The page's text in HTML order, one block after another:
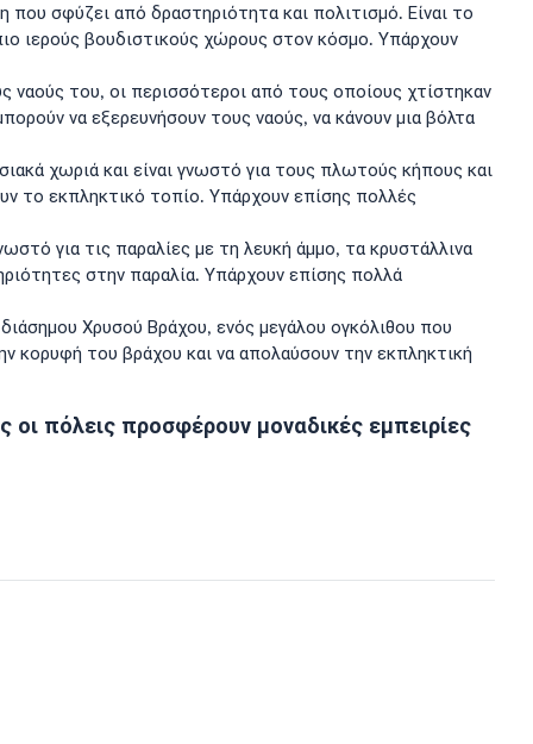
σφύζει από δραστηριότητα και πολιτισμό. Είναι το
ιερούς βουδιστικούς χώρους στον κόσμο. Υπάρχουν
ναούς του, οι περισσότεροι από τους οποίους χτίστηκαν
να εξερευνήσουν τους ναούς, να κάνουν μια βόλτα
χωριά και είναι γνωστό για τους πλωτούς κήπους και
το εκπληκτικό τοπίο. Υπάρχουν επίσης πολλές
για τις παραλίες με τη λευκή άμμο, τα κρυστάλλινα
στην παραλία. Υπάρχουν επίσης πολλά
Χρυσού Βράχου, ενός μεγάλου ογκόλιθου που
κορυφή του βράχου και να απολαύσουν την εκπληκτική
οι πόλεις προσφέρουν μοναδικές εμπειρίες